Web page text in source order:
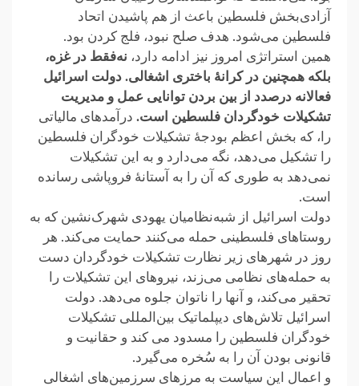
آزادی‌بخش فلسطین باعث از هم پاشیدن اتحاد
فلسطین می‌شود. هدف صلح نبود، فلج ‏کردن بود.‏
همین استراتژی امروز نیز ادامه دارد، نه‌فقط در غزه،
بلکه همچنین در کرانهٔ باختری اشغالی. ‏دولت اسرائیل
فعالانه درصدد از بین بردن توانایی عمل و مدیریت
تشکیلات خودگردان فلسطین ‏است. درآمدهای مالیاتی
را، که بخش اعظم بودجهٔ تشکیلات خودگران فلسطین
را تشکیل می‌دهد، ‏نگه می‌دارد و به این تشکیلات
نمی‌دهد به طوری که آن را به آستانهٔ فروپاشی رسانده
است.‏
دولت اسرائیل از شبه‌نظامیان یهودی شهرک‌نشین که به
روستاهای فلسطینی حمله می‌کنند حمایت ‏می‌کند. هر
روز در شهرهای زیر نظارت تشکیلات خودگردان دست
به حمله‌های نظامی می‌زند، ‏نیروهای این تشکیلات را
تحقیر می‌کند، و آنها را ناتوان جلوه می‌دهد. دولت
اسرائیل تلاش‌های ‏دیپلماتیک بین‌المللی تشکیلات
خودگران فلسطین را مسدود می کند و حقانیت و
قانونی بودن آن را ‏به سُخره می‌گیرد.‏
و اعمال این سیاست به مرزهای سرزمین‌های اشغالی